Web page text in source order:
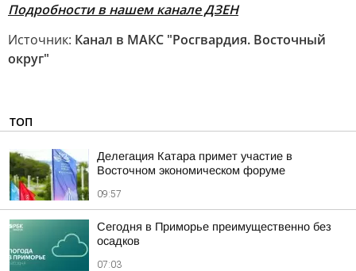
Подробности в нашем канале ДЗЕН
Источник: Канал в МАКС "Росгвардия. Восточный
округ"
ТОП
Делегация Катара примет участие в
Восточном экономическом форуме
09:57
Сегодня в Приморье преимущественно без
осадков
07:03